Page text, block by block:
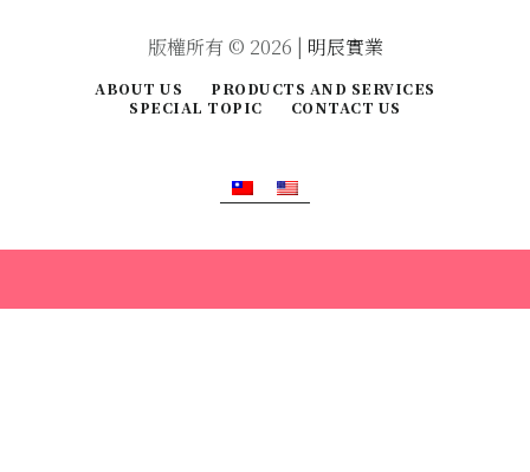
版權所有 © 2026 | 明辰實業
ABOUT US
PRODUCTS AND SERVICES
SPECIAL TOPIC
CONTACT US